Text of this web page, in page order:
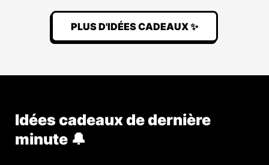
PLUS D'IDÉES CADEAUX ✨
Idées cadeaux de dernière
minute 🔔